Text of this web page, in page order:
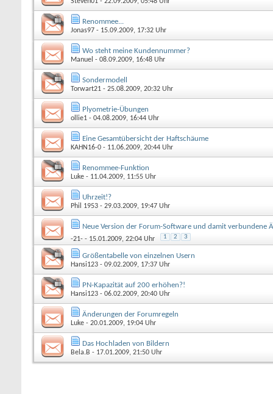
Renommee...
Jonas97 - 15.09.2009, 17:32 Uhr
Wo steht meine Kundennummer?
Manuel - 08.09.2009, 16:48 Uhr
Sondermodell
Torwart21 - 25.08.2009, 20:32 Uhr
Plyometrie-Übungen
ollie1 - 04.08.2009, 16:44 Uhr
Eine Gesamtübersicht der Haftschäume
KAHN16-0 - 11.06.2009, 20:44 Uhr
Renommee-Funktion
Luke - 11.04.2009, 11:55 Uhr
Uhrzeit!?
Phil 1953 - 29.03.2009, 19:47 Uhr
Neue Version der Forum-Software und damit verbundene
-21- - 15.01.2009, 22:04 Uhr 1 2 3
Größentabelle von einzelnen Usern
Hansi123 - 09.02.2009, 17:37 Uhr
PN-Kapazität auf 200 erhöhen?!
Hansi123 - 06.02.2009, 20:40 Uhr
Änderungen der Forumregeln
Luke - 20.01.2009, 19:04 Uhr
Das Hochladen von Bildern
Bela.B - 17.01.2009, 21:50 Uhr